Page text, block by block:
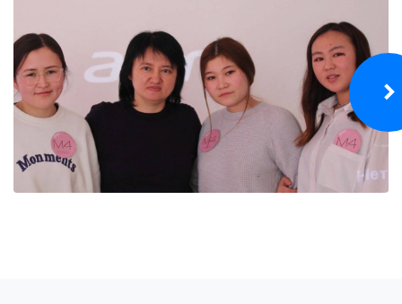
ИЛИМ
Стратегиялык багыттар
Изилдөөлөр
"Экономика, башкаруу, билим берүү" Эл аралык
илимий журналы